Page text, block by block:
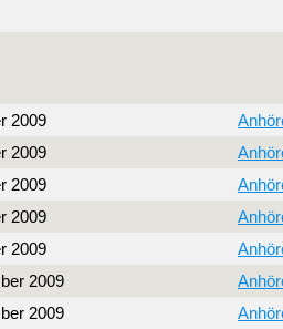
2009
2009
2009
2009
2009
2009
2009